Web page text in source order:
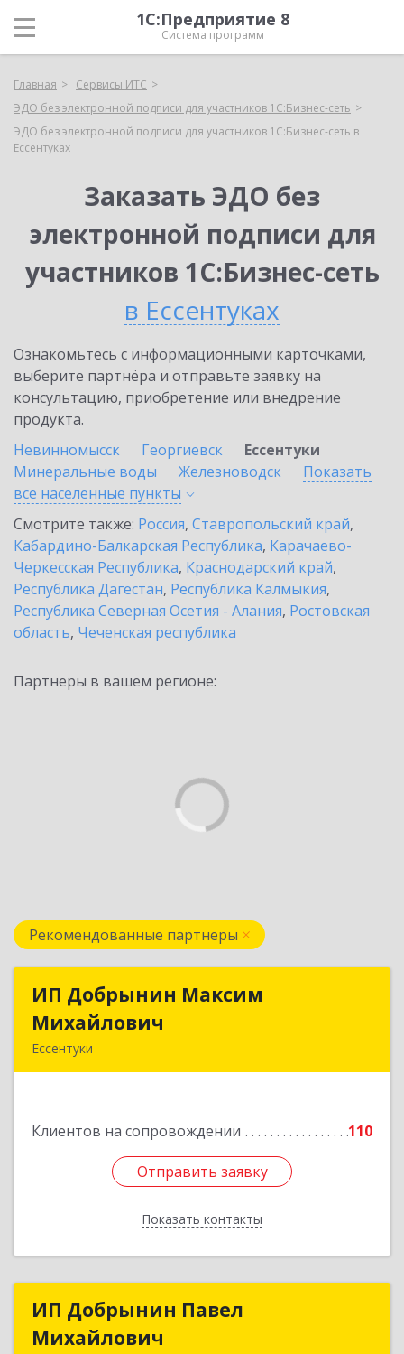
1С:Предприятие 8
Система программ
Главная
Сервисы ИТС
ЭДО без электронной подписи для участников 1С:Бизнес-сеть
ЭДО без электронной подписи для участников 1С:Бизнес-сеть в
Ессентуках
Заказать ЭДО без
электронной подписи для
участников 1С:Бизнес-сеть
в Ессентуках
Ознакомьтесь с информационными карточками,
выберите партнёра и отправьте заявку на
консультацию, приобретение или внедрение
продукта.
Невинномысск
Георгиевск
Ессентуки
Минеральные воды
Железноводск
Показать
все населенные пункты
Смотрите также: Россия, Ставропольский край,
Кабардино-Балкарская Республика, Карачаево-
Черкесская Республика, Краснодарский край,
Республика Дагестан, Республика Калмыкия,
Республика Северная Осетия - Алания, Ростовская
область, Чеченская республика
Партнеры в вашем регионе:
Рекомендованные партнеры
ИП Добрынин Максим
Михайлович
Ессентуки
Клиентов на сопровождении 110
Отправить заявку
Показать контакты
ИП Добрынин Максим
Подробнее
Отправить заявку
Назад
ИП Добрынин Павел
Михайлович
ИП Добрынин Павел